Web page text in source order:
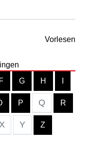
Vorlesen
F G H
P Q R
Y Z